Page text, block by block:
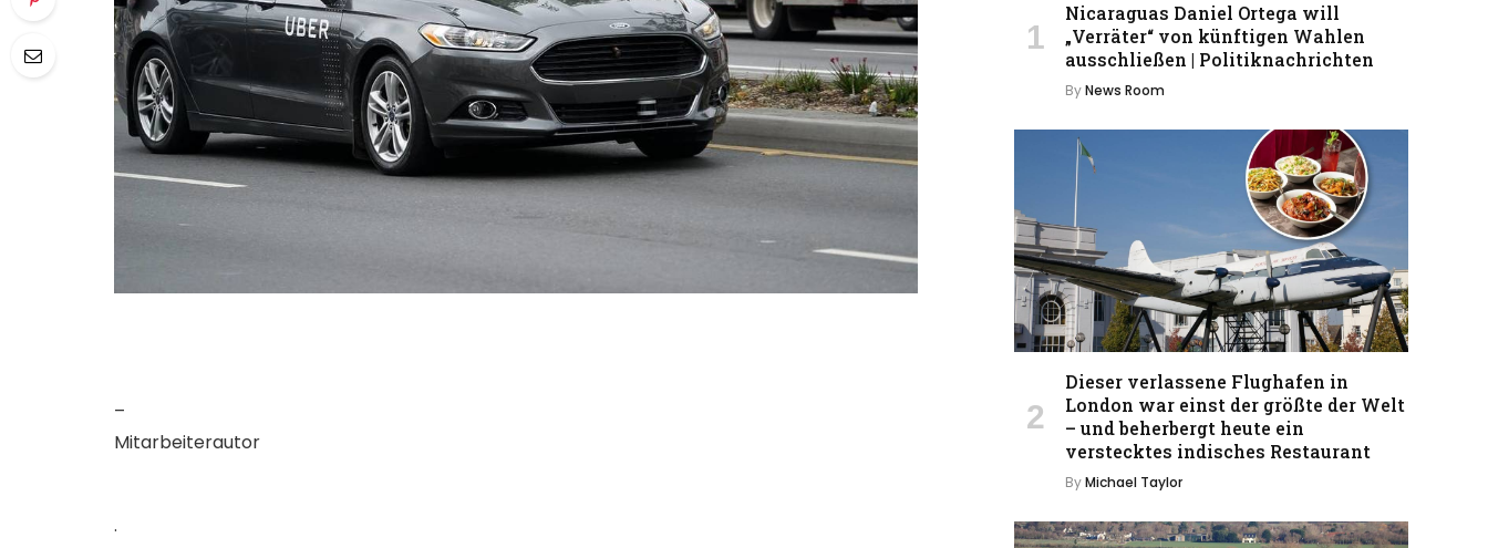
–
Mitarbeiterautor
·
Nicaraguas Daniel Ortega will
„Verräter“ von künftigen Wahlen
ausschließen | Politiknachrichten
ByNews Room
Dieser verlassene Flughafen in
London war einst der größte der Welt
– und beherbergt heute ein
verstecktes indisches Restaurant
ByMichael Taylor